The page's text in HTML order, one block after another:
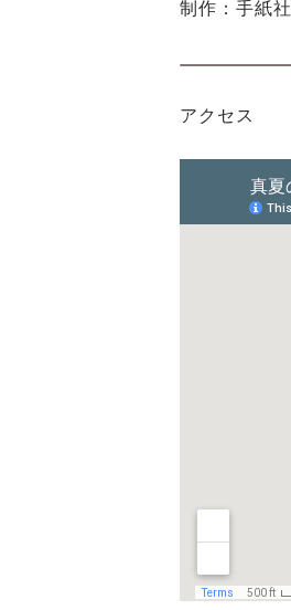
制作：手紙社
アクセス